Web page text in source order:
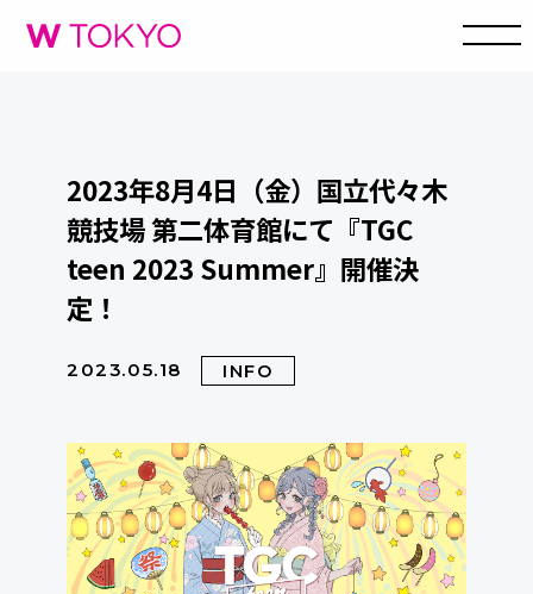
2023年8月4日（金）国立代々木
競技場 第二体育館にて『TGC
teen 2023 Summer』開催決
定！
2023.05.18 INFO